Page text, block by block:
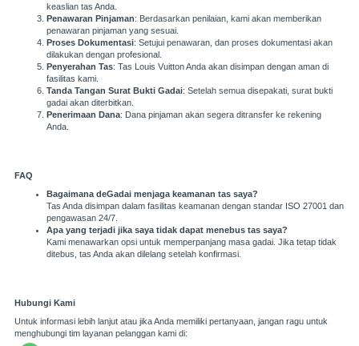
keaslian tas Anda.
Penawaran Pinjaman: Berdasarkan penilaian, kami akan memberikan
penawaran pinjaman yang sesuai.
Proses Dokumentasi: Setujui penawaran, dan proses dokumentasi akan
dilakukan dengan profesional.
Penyerahan Tas: Tas Louis Vuitton Anda akan disimpan dengan aman di
fasilitas kami.
Tanda Tangan Surat Bukti Gadai: Setelah semua disepakati, surat bukti
gadai akan diterbitkan.
Penerimaan Dana: Dana pinjaman akan segera ditransfer ke rekening
Anda.
FAQ
Bagaimana deGadai menjaga keamanan tas saya?
Tas Anda disimpan dalam fasilitas keamanan dengan standar ISO 27001 dan
pengawasan 24/7.
Apa yang terjadi jika saya tidak dapat menebus tas saya?
Kami menawarkan opsi untuk memperpanjang masa gadai. Jika tetap tidak
ditebus, tas Anda akan dilelang setelah konfirmasi.
Hubungi Kami
Untuk informasi lebih lanjut atau jika Anda memiliki pertanyaan, jangan ragu untuk
menghubungi tim layanan pelanggan kami di: